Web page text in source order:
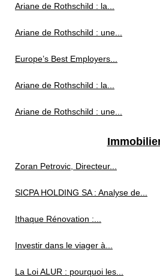
Ariane de Rothschild : la...
Ariane de Rothschild : une...
Europe’s Best Employers...
Ariane de Rothschild : la...
Ariane de Rothschild : une...
Zoran Petrovic, Directeur...
SICPA HOLDING SA : Analyse de...
Ithaque Rénovation :...
Investir dans le viager à...
La Loi ALUR : pourquoi les...